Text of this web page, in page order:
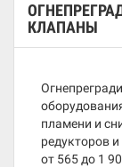
КЛАПАНЫ
пламени и
редукторов
от 565 до 1